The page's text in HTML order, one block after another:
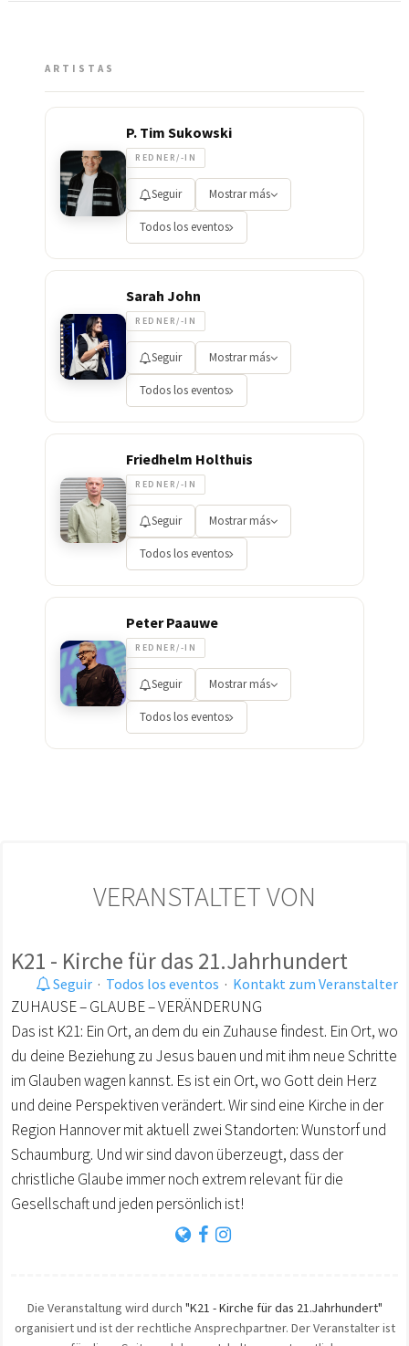
ARTISTAS
P. Tim Sukowski
REDNER/-IN
Seguir Mostrar más
Todos los eventos
Sarah John
REDNER/-IN
Seguir Mostrar más
Todos los eventos
Friedhelm Holthuis
REDNER/-IN
Seguir Mostrar más
Todos los eventos
Peter Paauwe
REDNER/-IN
Seguir Mostrar más
Todos los eventos
VERANSTALTET VON
K21 - Kirche für das 21.Jahrhundert
Seguir · Todos los eventos · Kontakt zum Veranstalter
ZUHAUSE – GLAUBE – VERÄNDERUNG
Das ist K21: Ein Ort, an dem du ein Zuhause findest. Ein Ort, wo
du deine Beziehung zu Jesus bauen und mit ihm neue Schritte
im Glauben wagen kannst. Es ist ein Ort, wo Gott dein Herz
und deine Perspektiven verändert. Wir sind eine Kirche in der
Region Hannover mit aktuell zwei Standorten: Wunstorf und
Schaumburg. Und wir sind davon überzeugt, dass der
christliche Glaube immer noch extrem relevant für die
Gesellschaft und jeden persönlich ist!
Die Veranstaltung wird durch "K21 - Kirche für das 21.Jahrhundert"
organisiert und ist der rechtliche Ansprechpartner. Der Veranstalter ist